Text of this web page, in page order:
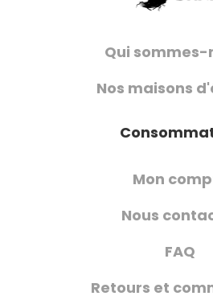
Qui sommes-
Nos maisons
Mon
Nous
FAQ
Retours et